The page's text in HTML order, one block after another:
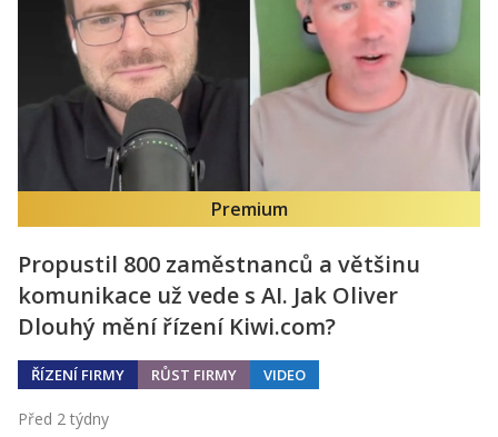
Premium
Propustil 800 zaměstnanců a většinu
komunikace už vede s AI. Jak Oliver
Dlouhý mění řízení Kiwi.com?
ŘÍZENÍ FIRMY RŮST FIRMY VIDEO
Před 2 týdny